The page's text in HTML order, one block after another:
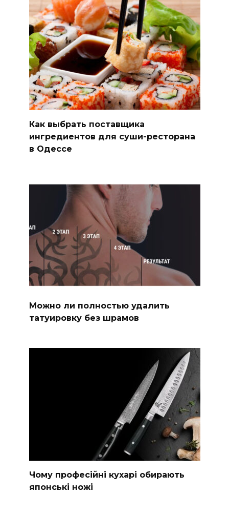
Как выбрать поставщика
ингредиентов для суши-ресторана
в Одессе
Можно ли полностью удалить
татуировку без шрамов
Чому професійні кухарі обирають
японські ножі